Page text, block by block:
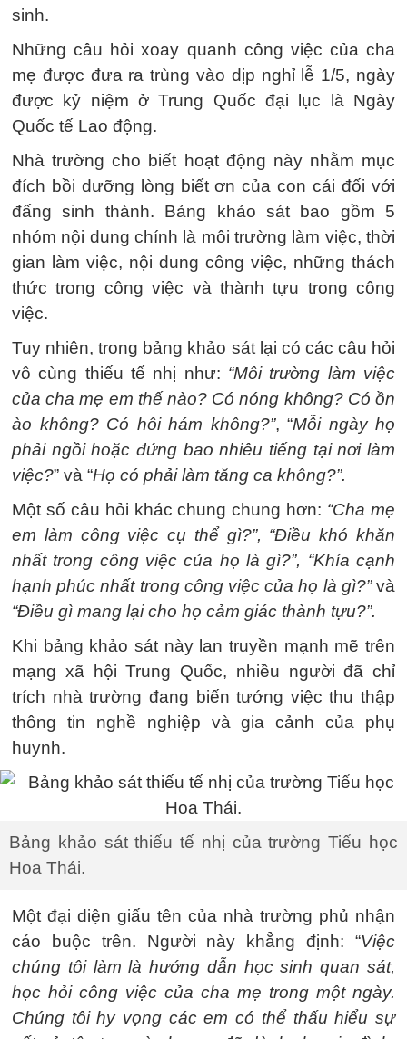
sinh.
Những câu hỏi xoay quanh công việc của cha
mẹ được đưa ra trùng vào dịp nghỉ lễ 1/5, ngày
được kỷ niệm ở Trung Quốc đại lục là Ngày
Quốc tế Lao động.
Nhà trường cho biết hoạt động này nhằm mục
đích bồi dưỡng lòng biết ơn của con cái đối với
đấng sinh thành. Bảng khảo sát bao gồm 5
nhóm nội dung chính là môi trường làm việc, thời
gian làm việc, nội dung công việc, những thách
thức trong công việc và thành tựu trong công
việc.
Tuy nhiên, trong bảng khảo sát lại có các câu hỏi
vô cùng thiếu tế nhị như: “Môi trường làm việc
của cha mẹ em thế nào? Có nóng không? Có ồn
ào không? Có hôi hám không?”, “Mỗi ngày họ
phải ngồi hoặc đứng bao nhiêu tiếng tại nơi làm
việc?” và “Họ có phải làm tăng ca không?”.
Một số câu hỏi khác chung chung hơn: “Cha mẹ
em làm công việc cụ thể gì?”, “Điều khó khăn
nhất trong công việc của họ là gì?”, “Khía cạnh
hạnh phúc nhất trong công việc của họ là gì?”và
“Điều gì mang lại cho họ cảm giác thành tựu?”.
Khi bảng khảo sát này lan truyền mạnh mẽ trên
mạng xã hội Trung Quốc, nhiều người đã chỉ
trích nhà trường đang biến tướng việc thu thập
thông tin nghề nghiệp và gia cảnh của phụ
huynh.
Bảng khảo sát thiếu tế nhị của trường Tiểu học
Hoa Thái.
Một đại diện giấu tên của nhà trường phủ nhận
cáo buộc trên. Người này khẳng định: “Việc
chúng tôi làm là hướng dẫn học sinh quan sát,
học hỏi công việc của cha mẹ trong một ngày.
Chúng tôi hy vọng các em có thể thấu hiểu sự